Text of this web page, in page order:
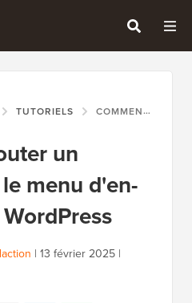
TUTORIELS COMMENT AJOUTER UN BOUTON DANS LE MENU D'EN-TÊTE DE VOTRE WORDPRESS
un
menu d'en-
| 13 février 2025 |